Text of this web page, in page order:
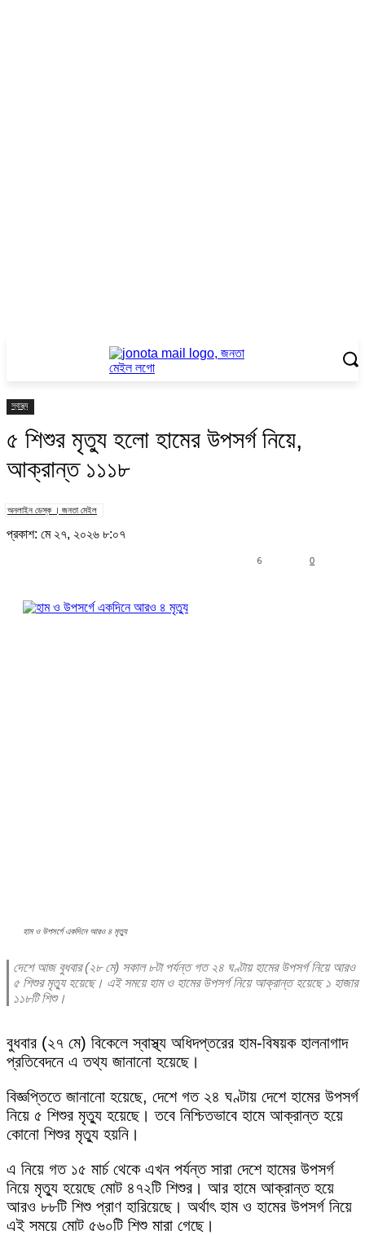
স্বাস্থ্য
৫ শিশুর মৃত্যু হলো হামের উপসর্গ নিয়ে,
আক্রান্ত ১১১৮
অনলাইন ডেস্ক । জনতা মেইল
প্রকাশ: মে ২৭, ২০২৬ ৮:০৭
0
6
হাম ও উপসর্গে একদিনে আরও ৪ মৃত্যু
দেশে আজ বুধবার (২৮ মে) সকাল ৮টা পর্যন্ত গত ২৪ ঘণ্টায় হামের উপসর্গ নিয়ে আরও
৫ শিশুর মৃত্যু হয়েছে। এই সময়ে হাম ও হামের উপসর্গ নিয়ে আক্রান্ত হয়েছে ১ হাজার
১১৮টি শিশু।
বুধবার (২৭ মে) বিকেলে স্বাস্থ্য অধিদপ্তরের হাম-বিষয়ক হালনাগাদ
প্রতিবেদনে এ তথ্য জানানো হয়েছে।
বিজ্ঞপ্তিতে জানানো হয়েছে, দেশে গত ২৪ ঘণ্টায় দেশে হামের উপসর্গ
নিয়ে ৫ শিশুর মৃত্যু হয়েছে। তবে নিশ্চিতভাবে হামে আক্রান্ত হয়ে
কোনো শিশুর মৃত্যু হয়নি।
এ নিয়ে গত ১৫ মার্চ থেকে এখন পর্যন্ত সারা দেশে হামের উপসর্গ
নিয়ে মৃত্যু হয়েছে মোট ৪৭২টি শিশুর। আর হামে আক্রান্ত হয়ে
আরও ৮৮টি শিশু প্রাণ হারিয়েছে। অর্থাৎ হাম ও হামের উপসর্গ নিয়ে
এই সময়ে মোট ৫৬০টি শিশু মারা গেছে।